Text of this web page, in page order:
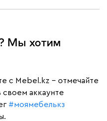
Мы хотим
с Mebel.kz – отмечайте
своем аккаунте
#моямебелькз